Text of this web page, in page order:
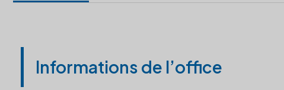
Informations de l’office